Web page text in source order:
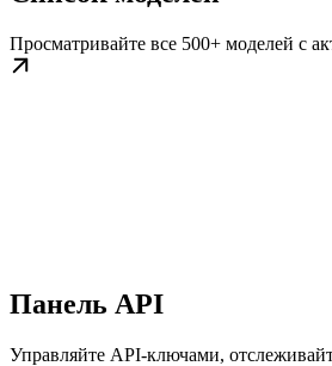
Просматривайте все 500+ моделей с
Панель API
Управляйте API-ключами,